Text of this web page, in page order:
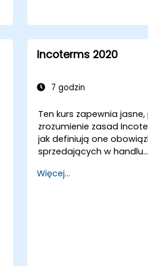
Incoterms 2020
7 godzin
Ten kurs zapewnia
zrozumienie zasad
jak definiują one
sprzedających w handlu
stosować w
Więcej...